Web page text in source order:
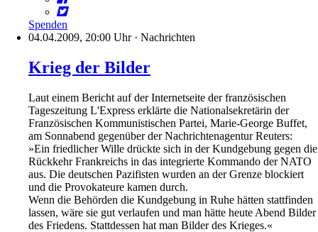
Spenden
04.04.2009, 20:00 Uhr· Nachrichten
Krieg der Bilder
Laut einem Bericht auf der Internetseite der französischen
Tageszeitung L'Express erklärte die Nationalsekretärin der
Französischen Kommunistischen Partei, Marie-George Buffet,
am Sonnabend gegenüber der Nachrichtenagentur Reuters:
»Ein friedlicher Wille drückte sich in der Kundgebung gegen die
Rückkehr Frankreichs in das integrierte Kommando der NATO
aus. Die deutschen Pazifisten wurden an der Grenze blockiert
und die Provokateure kamen durch.
Wenn die Behörden die Kundgebung in Ruhe hätten stattfinden
lassen, wäre sie gut verlaufen und man hätte heute Abend Bilder
des Friedens. Stattdessen hat man Bilder des Krieges.«